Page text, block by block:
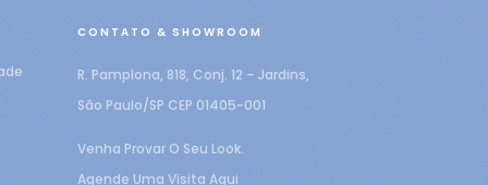
CONTATO & SHOWROOM
R. Pamplona, 818, Conj. 12 – Jardins,
São Paulo/SP CEP 01405-001
Venha Provar O Seu Look.
Agende Uma Visita Aqui